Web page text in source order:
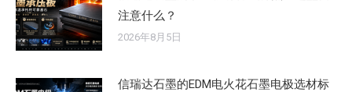
注意什么？
2026年8月5日
信瑞达石墨的EDM电火花石墨电极选材标